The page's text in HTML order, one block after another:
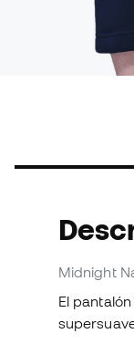
Midnight
El